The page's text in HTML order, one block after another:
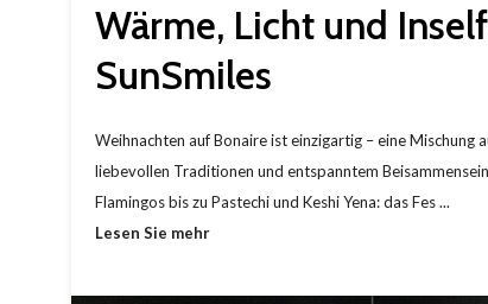
Wärme, Licht und
SunSmiles
Weihnachten auf Bonaire ist einzigartig – eine Mischung
liebevollen Traditionen und entspanntem
Flamingos bis zu Pastechi und Keshi Yena: das Fes ...
Lesen Sie mehr